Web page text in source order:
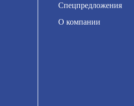
Спецпредложения
О компании